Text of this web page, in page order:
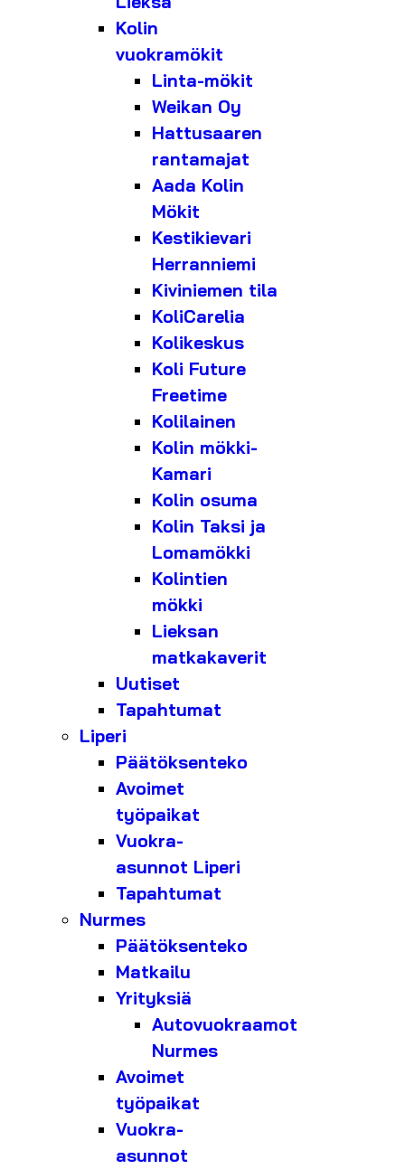
Kolin
vuokramökit
Linta-mökit
Weikan Oy
Hattusaaren
rantamajat
Aada Kolin
Mökit
Kestikievari
Herranniemi
Kiviniemen tila
KoliCarelia
Kolikeskus
Koli Future
Freetime
Kolilainen
Kolin mökki-
Kamari
Kolin osuma
Kolin Taksi ja
Lomamökki
Kolintien
mökki
Lieksan
matkakaverit
Uutiset
Tapahtumat
Liperi
Päätöksenteko
Avoimet
työpaikat
Vuokra-
asunnot Liperi
Tapahtumat
Nurmes
Päätöksenteko
Matkailu
Yrityksiä
Autovuokraamot
Nurmes
Avoimet
työpaikat
Vuokra-
asunnot